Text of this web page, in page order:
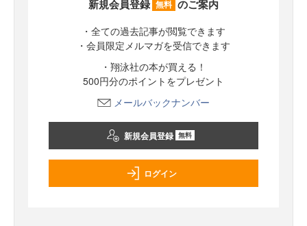
新規会員登録 無料 のご案内
・全ての過去記事が閲覧できます
・会員限定メルマガを受信できます
・翔泳社の本が買える！
500円分のポイントをプレゼント
メールバックナンバー
新規会員登録 無料
ログイン